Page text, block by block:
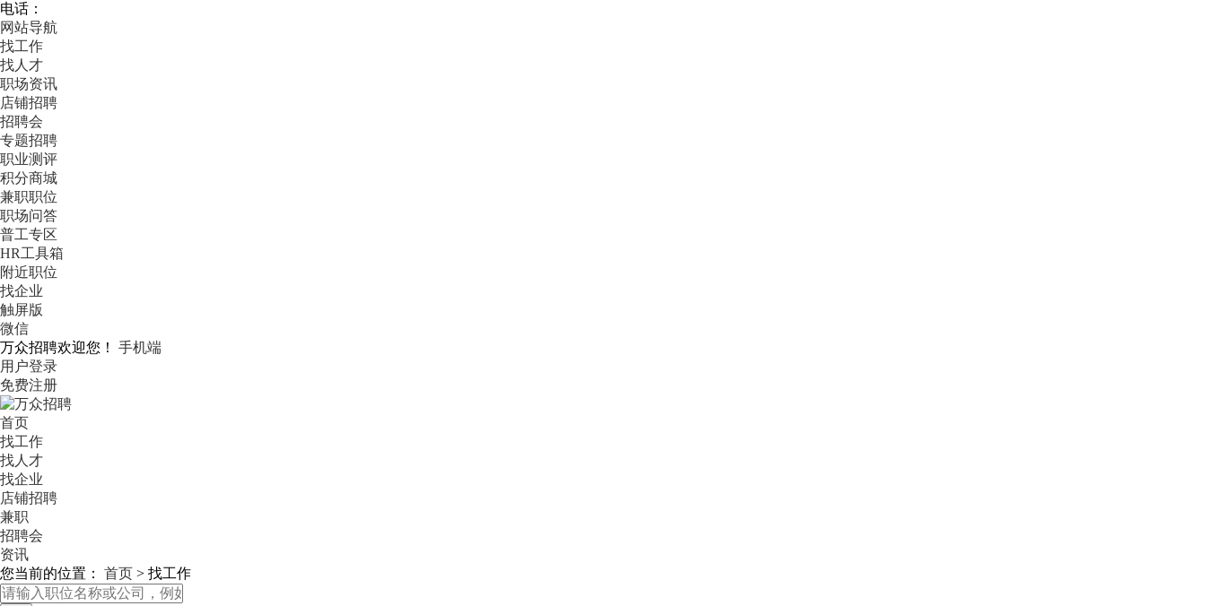
电话：
网站导航
找工作
找人才
职场资讯
店铺招聘
招聘会
专题招聘
职业测评
积分商城
兼职职位
职场问答
普工专区
HR工具箱
附近职位
找企业
触屏版
微信
万众招聘欢迎您！
手机端
用户登录
免费注册
首页
找工作
找人才
找企业
店铺招聘
兼职
招聘会
资讯
您当前的位置： 首页 > 找工作